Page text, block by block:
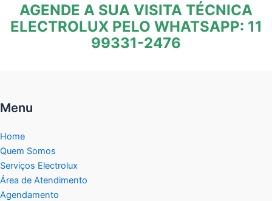
AGENDE A SUA VISITA TÉCNICA
ELECTROLUX PELO WHATSAPP: 11
99331-2476
Menu
Home
Quem Somos
Serviços Electrolux
Área de Atendimento
Agendamento